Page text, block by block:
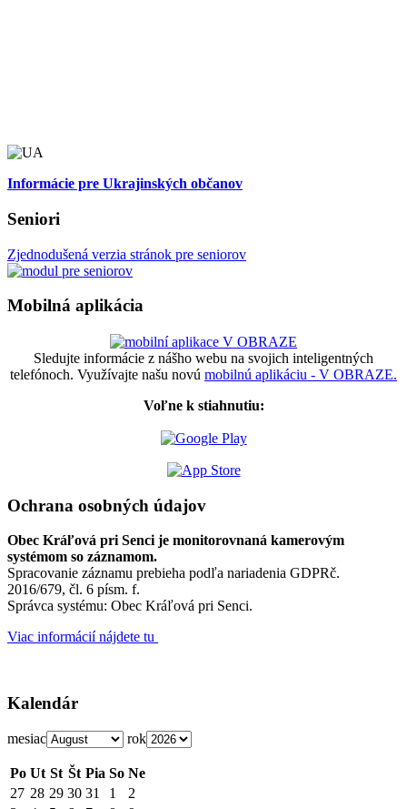
Informácie pre Ukrajinských občanov
Seniori
Zjednodušená verzia stránok pre seniorov
Mobilná aplikácia
Sledujte informácie z nášho webu na svojich inteligentných
telefónoch. Využívajte našu novú mobilnú aplikáciu - V OBRAZE.
Voľne k stiahnutiu:
Ochrana osobných údajov
Obec Kráľová pri Senci je monitorovnaná kamerovým
systémom so záznamom.
Spracovanie záznamu prebieha podľa nariadenia GDPRč.
2016/679, čl. 6 písm. f.
Správca systému: Obec Kráľová pri Senci.
Viac informácií nájdete tu
Kalendár
mesiac rok
Po Ut St Št Pia So Ne
27 28 29 30 31 1
2